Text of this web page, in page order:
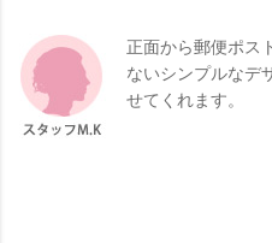
正面から郵便ポス
ないシンプルなデ
せてくれます。